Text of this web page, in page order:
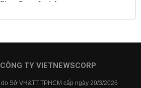
suất ngân hàng
Lãi suất tiền gửi
BIDV
TY VIETNEWSCORP
Sở VH&TT TPHCM cấp ngày 20/3/2026